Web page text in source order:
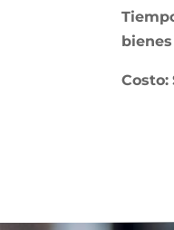
T
bienes
Costo: